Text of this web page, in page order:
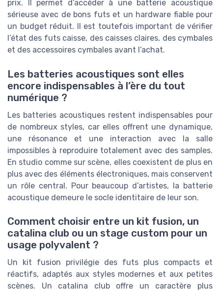
prix. Il permet d’accéder à une batterie acoustique
sérieuse avec de bons futs et un hardware fiable pour
un budget réduit. Il est toutefois important de vérifier
l’état des futs caisse, des caisses claires, des cymbales
et des accessoires cymbales avant l’achat.
Les batteries acoustiques sont elles
encore indispensables à l’ère du tout
numérique ?
Les batteries acoustiques restent indispensables pour
de nombreux styles, car elles offrent une dynamique,
une résonance et une interaction avec la salle
impossibles à reproduire totalement avec des samples.
En studio comme sur scène, elles coexistent de plus en
plus avec des éléments électroniques, mais conservent
un rôle central. Pour beaucoup d’artistes, la batterie
acoustique demeure le socle identitaire de leur son.
Comment choisir entre un kit fusion, un
catalina club ou un stage custom pour un
usage polyvalent ?
Un kit fusion privilégie des futs plus compacts et
réactifs, adaptés aux styles modernes et aux petites
scènes. Un catalina club offre un caractère plus